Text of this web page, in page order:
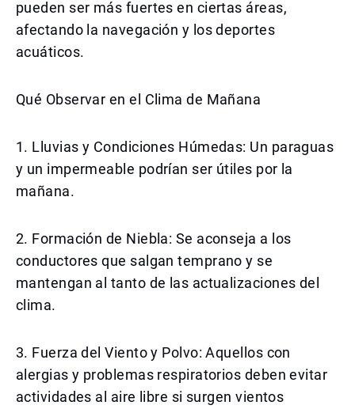
pueden ser más fuertes en ciertas áreas,
afectando la navegación y los deportes
acuáticos.
Qué Observar en el Clima de Mañana
1. Lluvias y Condiciones Húmedas: Un paraguas
y un impermeable podrían ser útiles por la
mañana.
2. Formación de Niebla: Se aconseja a los
conductores que salgan temprano y se
mantengan al tanto de las actualizaciones del
clima.
3. Fuerza del Viento y Polvo: Aquellos con
alergias y problemas respiratorios deben evitar
actividades al aire libre si surgen vientos